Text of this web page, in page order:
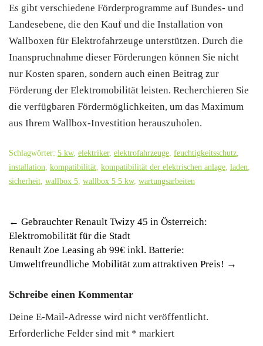
Es gibt verschiedene Förderprogramme auf Bundes- und
Landesebene, die den Kauf und die Installation von
Wallboxen für Elektrofahrzeuge unterstützen. Durch die
Inanspruchnahme dieser Förderungen können Sie nicht
nur Kosten sparen, sondern auch einen Beitrag zur
Förderung der Elektromobilität leisten. Recherchieren Sie
die verfügbaren Fördermöglichkeiten, um das Maximum
aus Ihrem Wallbox-Investition herauszuholen.
Schlagwörter: 5 kw, elektriker, elektrofahrzeuge feuchtigkeitsschutz
installation kompatibilität kompatibilität der elektrischen anlage laden
sicherheit wallbox 5 wallbox 5 5 kw, wartungsarbeiten
Post
navigation
← Gebrauchter Renault Twizy 45 in Österreich:
Elektromobilität für die Stadt
Renault Zoe Leasing ab 99€ inkl. Batterie:
Umweltfreundliche Mobilität zum attraktiven Preis! →
Schreibe einen Kommentar
Deine E-Mail-Adresse wird nicht veröffentlicht.
Erforderliche Felder sind mit * markiert